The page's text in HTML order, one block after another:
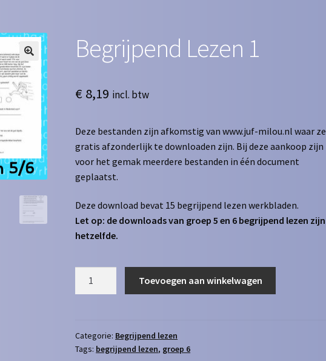
Begrijpend Lezen 1
€ 8,19 incl. btw
Deze bestanden zijn afkomstig van www.juf-milou.nl waar ze
gratis afzonderlijk te downloaden zijn. Bij deze aankoop zijn
voor het gemak meerdere bestanden in één document
geplaatst.
Deze download bevat 15 begrijpend lezen werkbladen.
Let op: de downloads van groep 5 en 6 begrijpend lezen zijn
hetzelfde.
Toevoegen aan winkelwagen
Categorie: Begrijpend lezen
Tags: begrijpend lezen, groep 6